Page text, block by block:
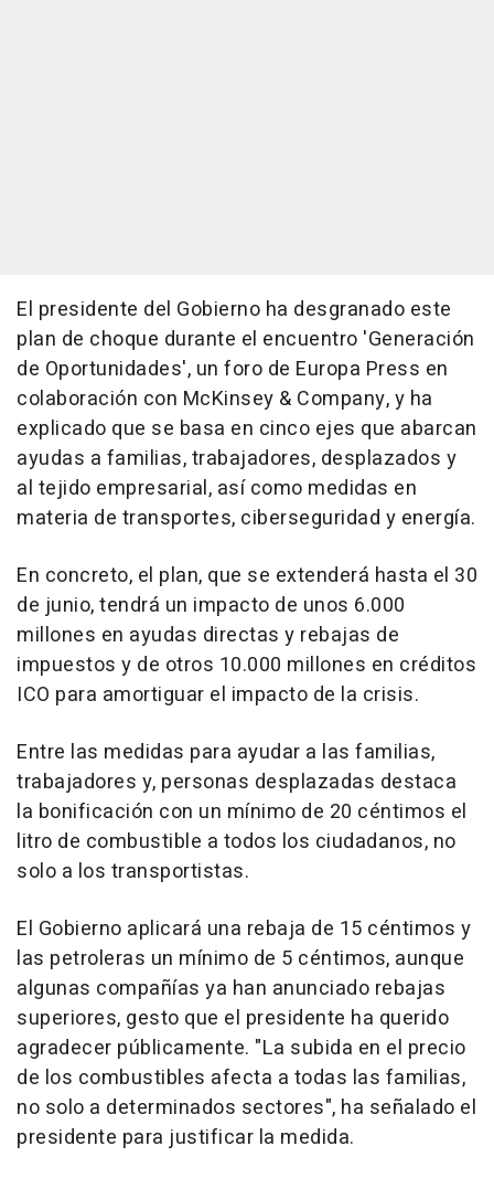
El presidente del Gobierno ha desgranado este
plan de choque durante el encuentro 'Generación
de Oportunidades', un foro de Europa Press en
colaboración con McKinsey & Company, y ha
explicado que se basa en cinco ejes que abarcan
ayudas a familias, trabajadores, desplazados y
al tejido empresarial, así como medidas en
materia de transportes, ciberseguridad y energía.
En concreto, el plan, que se extenderá hasta el 30
de junio, tendrá un impacto de unos 6.000
millones en ayudas directas y rebajas de
impuestos y de otros 10.000 millones en créditos
ICO para amortiguar el impacto de la crisis.
Entre las medidas para ayudar a las familias,
trabajadores y, personas desplazadas destaca
la bonificación con un mínimo de 20 céntimos el
litro de combustible a todos los ciudadanos, no
solo a los transportistas.
El Gobierno aplicará una rebaja de 15 céntimos y
las petroleras un mínimo de 5 céntimos, aunque
algunas compañías ya han anunciado rebajas
superiores, gesto que el presidente ha querido
agradecer públicamente. "La subida en el precio
de los combustibles afecta a todas las familias,
no solo a determinados sectores", ha señalado el
presidente para justificar la medida.